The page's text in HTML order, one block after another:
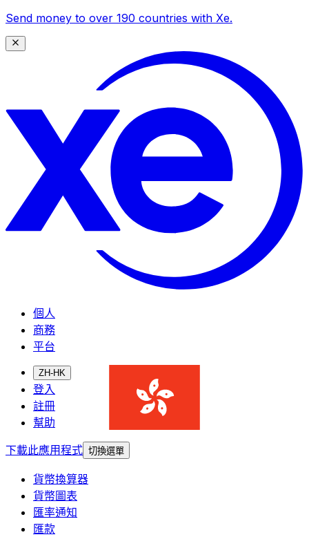
Send money to over 190 countries with Xe.
個人
商務
平台
ZH-HK
登入
註冊
幫助
下載此應用程式 切換選單
貨幣換算器
貨幣圖表
匯率通知
匯款